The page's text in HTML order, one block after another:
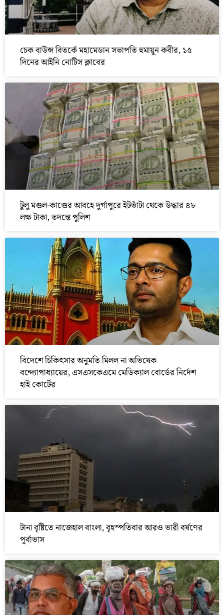
চেক বাউন্স বিতর্কে মহামেডান সভাপতি হুমায়ুন কবীর, ১৫
দিনের আইনি নোটিস ক্লাবের
টুলু মণ্ডল-কাণ্ডের আবহে দুর্গাপুরে ইটভাঁটা থেকে উদ্ধার ৪৮
লক্ষ টাকা, তদন্তে পুলিশ
বিদেশে চিকিৎসার অনুমতি মিলল না অভিষেক
বন্দ্যোপাধ্যায়ের, এসএসকেএমে মেডিক্যাল বোর্ডের নির্দেশ
হাই কোর্টের
টানা বৃষ্টিতে নাজেহাল বাংলা, বৃহস্পতিবার আরও ভারী বর্ষণের
পূর্বাভাস